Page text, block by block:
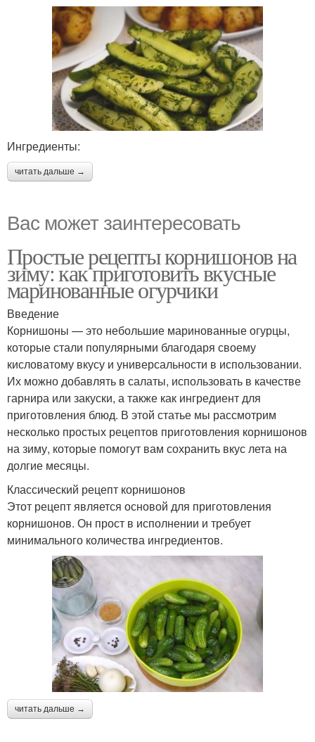
Ингредиенты:
читать дальше →
Вас может заинтересовать
Простые рецепты корнишонов на
зиму: как приготовить вкусные
маринованные огурчики
Введение
Корнишоны — это небольшие маринованные огурцы,
которые стали популярными благодаря своему
кисловатому вкусу и универсальности в использовании.
Их можно добавлять в салаты, использовать в качестве
гарнира или закуски, а также как ингредиент для
приготовления блюд. В этой статье мы рассмотрим
несколько простых рецептов приготовления корнишонов
на зиму, которые помогут вам сохранить вкус лета на
долгие месяцы.
Классический рецепт корнишонов
Этот рецепт является основой для приготовления
корнишонов. Он прост в исполнении и требует
минимального количества ингредиентов.
читать дальше →